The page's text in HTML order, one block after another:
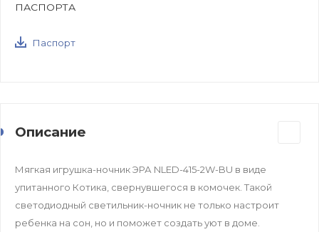
ПАСПОРТА
Паспорт
Описание
Мягкая игрушка-ночник ЭРА NLED-415-2W-BU в виде
упитанного Котика, свернувшегося в комочек. Такой
светодиодный светильник-ночник не только настроит
ребенка на сон, но и поможет создать уют в доме.